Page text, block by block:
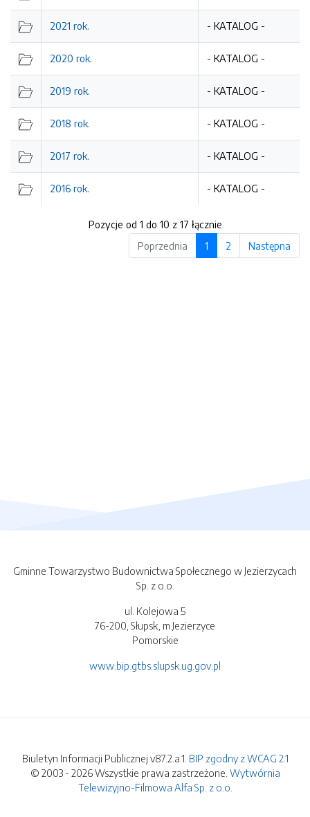
2021 rok. - KATALOG -
2020 rok. - KATALOG -
2019 rok. - KATALOG -
2018 rok. - KATALOG -
2017 rok. - KATALOG -
2016 rok. - KATALOG -
Pozycje od 1 do 10 z 17 łącznie
Poprzednia
1 2 Następna
Gminne Towarzystwo Budownictwa Społecznego w Jezierzycach
Sp. z o.o.
ul. Kolejowa 5
76-200, Słupsk, m.Jezierzyce
Pomorskie
www.bip.gtbs.slupsk.ug.gov.pl
Biuletyn Informacji Publicznej v87.2.a.1. BIP zgodny z WCAG 2.1
© 2003 - 2026 Wszystkie prawa zastrzeżone. Wytwórnia
Telewizyjno-Filmowa Alfa Sp. z o.o.